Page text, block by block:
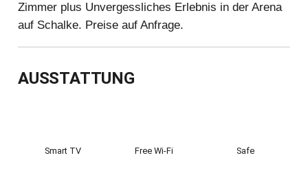
Zimmer plus Unvergessliches Erlebnis in der Arena
auf Schalke. Preise auf Anfrage.
AUSSTATTUNG
Smart TV Free Wi-Fi Safe